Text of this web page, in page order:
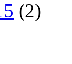
(2)